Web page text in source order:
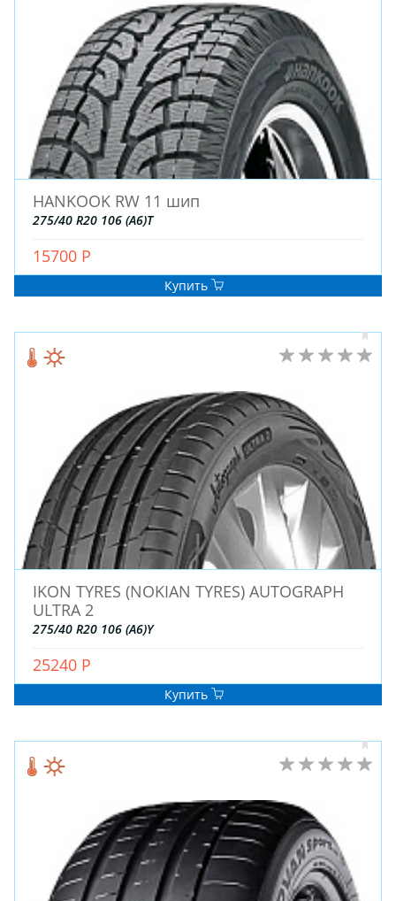
ЗИМНИЕ
ЛЕТНИЕ
ДЛЯ СПЕЦТЕХНИКИ
ДЛЯ ГРУЗОВЫХ АВТО
ДЛЯ ГРУЗОВЫХ АВТО
ДЛЯ ЛЕГКОВЫХ АВТО
ШИНЫ
ДИСКИ
АККУМУЛЯТОРЫ
HANKOOK RW 11 шип
275/40 R20 106 (A6)T
15700 Р
Купить
IKON TYRES (NOKIAN TYRES) AUTOGRAPH
ULTRA 2
275/40 R20 106 (A6)Y
25240 Р
Купить